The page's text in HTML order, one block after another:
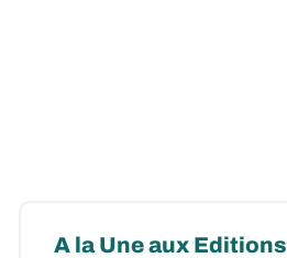
A la Une aux Editions